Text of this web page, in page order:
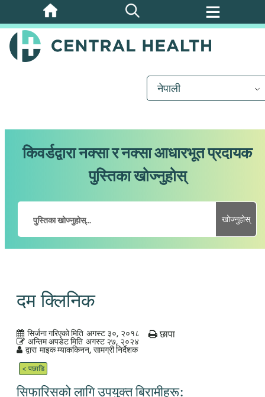
मुख्य
सामग्रीमा
जानुहोस्
नेपाली
किवर्डद्वारा नक्सा र नक्सा आधारभूत प्रदायक
पुस्तिका खोज्नुहोस्
खोज्नुहोस्
दम क्लिनिक
सिर्जना गरिएको मिति अगस्ट ३०, २०१८
अन्तिम अपडेट मिति अगस्ट २७, २०२४
द्वारा माइक म्याककिनन, सामग्री निर्देशक
छापा
< पछाडि
सिफारिसको लागि उपयुक्त बिरामीहरू: